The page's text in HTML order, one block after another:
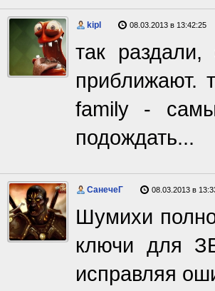
kipl 08.03.2013 в 13:42:25
так раздали,
приближают.
family -
подождать...
СанечеГ 08.03.2013 в
Шумихи
ключи для
исправляя